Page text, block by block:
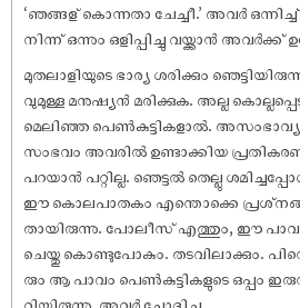
‘ഞങ്ങള് കൊന്നതാ ചേച്ചീ.’ അവർ
നിന്ന് ഒന്നും ഒളിപ്പിച്ചു വയ്ക്കാൻ അവർക്ക്
മുതലാളിയുടെ ഭാര്യ ശരിക്കും
വുമുള്ള മനുഷ്യൻ മരിക്കുക. അല്ല
മെലിഞ്ഞ പെൺകുട്ടികളാൽ.
സംഭവം അവരിൽ ഉണ്ടാക്കിയ
പറയാൻ പറ്റില്ല. ഞെട്ടൽ തെല്ലു
ഈ കൊലപാതകം എന്തൊക്കെ
തായിരുന്നു. പോലീസ് എത്തും, ഈ
ചെയ്തു കൊണ്ടുപോകും. തടവിലാക്കും.
രും ആ പാവം പെൺകുട്ടികളുടെ ഒപ്പം
റിയിരുന്നു. അവർ ചോദിച്ചു.